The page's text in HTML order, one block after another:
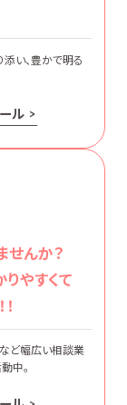
い、豊かで明る
ル
せんか？
やすくて
ど幅広い相談業
中。